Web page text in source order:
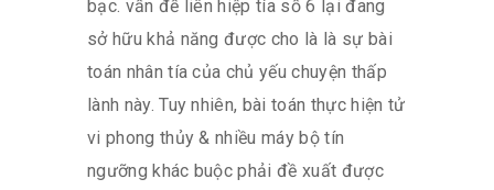
bạc. vấn đề liên hiệp tía số 6 lại đang
sở hữu khả năng được cho là là sự bài
toán nhân tía của chủ yếu chuyện thấp
lành này. Tuy nhiên, bài toán thực hiện tử
vi phong thủy & nhiều máy bộ tín
ngưỡng khác buộc phải đề xuất được